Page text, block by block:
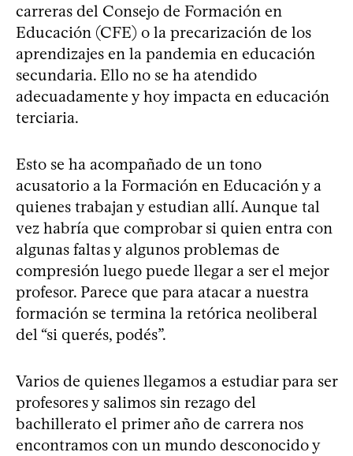
carreras del Consejo de Formación en
Educación (CFE) o la precarización de los
aprendizajes en la pandemia en educación
secundaria. Ello no se ha atendido
adecuadamente y hoy impacta en educación
terciaria.
Esto se ha acompañado de un tono
acusatorio a la Formación en Educación y a
quienes trabajan y estudian allí. Aunque tal
vez habría que comprobar si quien entra con
algunas faltas y algunos problemas de
compresión luego puede llegar a ser el mejor
profesor. Parece que para atacar a nuestra
formación se termina la retórica neoliberal
del “si querés, podés”.
Varios de quienes llegamos a estudiar para ser
profesores y salimos sin rezago del
bachillerato el primer año de carrera nos
encontramos con un mundo desconocido y